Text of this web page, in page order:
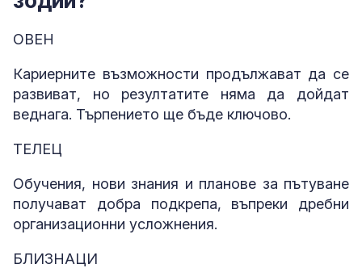
ОВЕН
Кариерните възможности продължават да се
развиват, но резултатите няма да дойдат
веднага. Търпението ще бъде ключово.
ТЕЛЕЦ
Обучения, нови знания и планове за пътуване
получават добра подкрепа, въпреки дребни
организационни усложнения.
БЛИЗНАЦИ